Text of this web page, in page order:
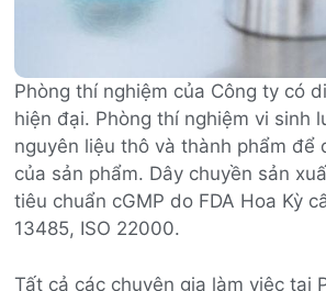
Phòng thí nghiệm của Công ty có
hiện đại. Phòng thí nghiệm vi sinh
nguyên liệu thô và thành phẩm
của sản phẩm. Dây chuyền sản
tiêu chuẩn cGMP do FDA Hoa Kỳ
13485, ISO 22000.
Tất cả các chuyên gia làm việc tại